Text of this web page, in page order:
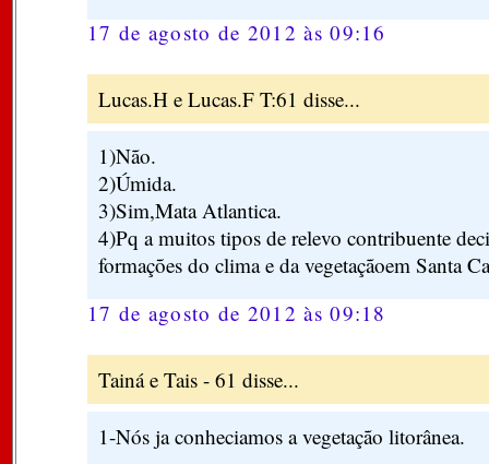
17 de agosto de 2012 às 09:16
Lucas.H e Lucas.F T:61 disse...
1)Não.
2)Úmida.
3)Sim,Mata Atlantica.
4)Pq a muitos tipos de relevo contribuente
formações do clima e da vegetaçãoem Santa
17 de agosto de 2012 às 09:18
Tainá e Tais - 61 disse...
1-Nós ja conheciamos a vegetação litorânea.